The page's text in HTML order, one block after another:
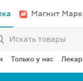
Магнит
Только у нас